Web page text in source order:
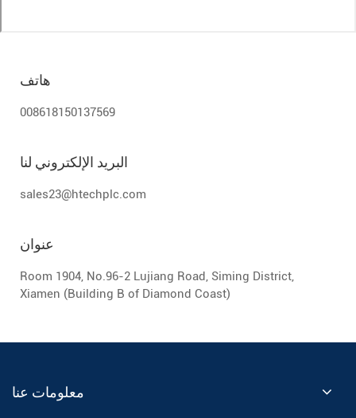
هاتف
008618150137569
البريد الإلكتروني لنا
sales23@htechplc.com
عنوان
Room 1904, No.96-2 Lujiang Road, Siming District,
Xiamen (Building B of Diamond Coast)
معلومات عنا